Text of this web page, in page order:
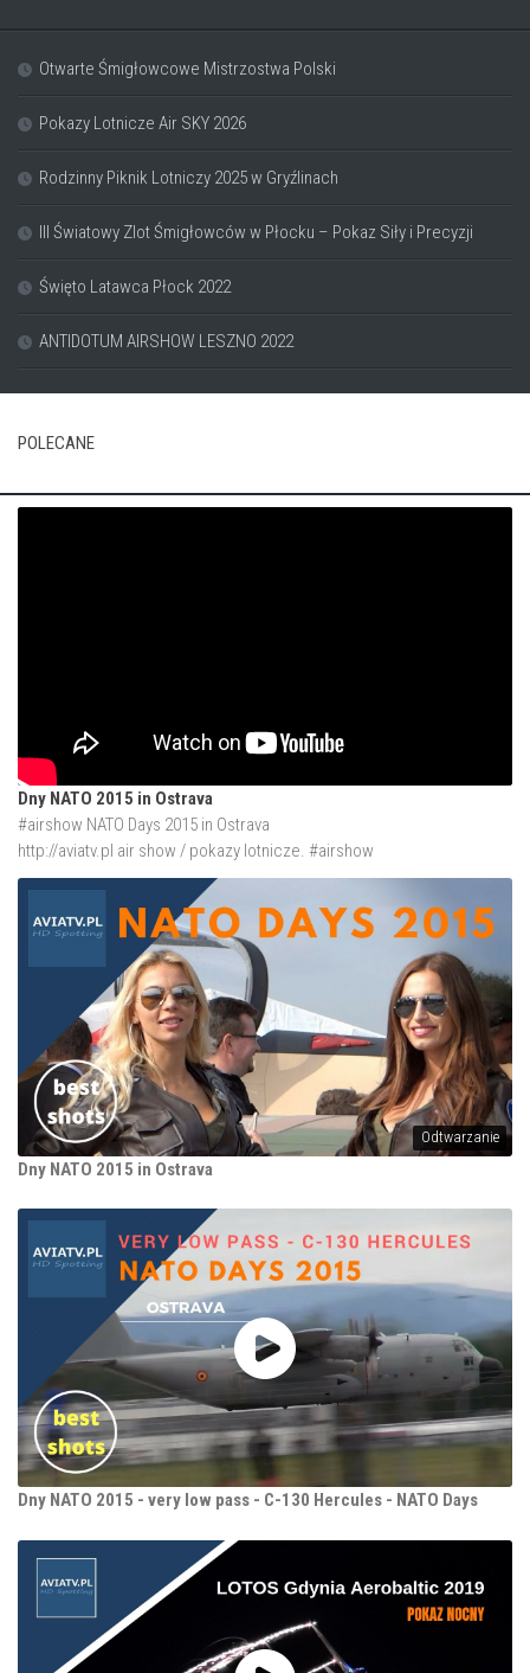
Otwarte Śmigłowcowe Mistrzostwa Polski
Pokazy Lotnicze Air SKY 2026
Rodzinny Piknik Lotniczy 2025 w Gryźlinach
III Światowy Zlot Śmigłowców w Płocku – Pokaz Siły i Precyzji
Święto Latawca Płock 2022
ANTIDOTUM AIRSHOW LESZNO 2022
POLECANE
Dny NATO 2015 in Ostrava
#airshow NATO Days 2015 in Ostrava
http://aviatv.pl air show / pokazy lotnicze. #airshow
Odtwarzanie
Dny NATO 2015 in Ostrava
Dny NATO 2015 - very low pass - C-130 Hercules - NATO Days